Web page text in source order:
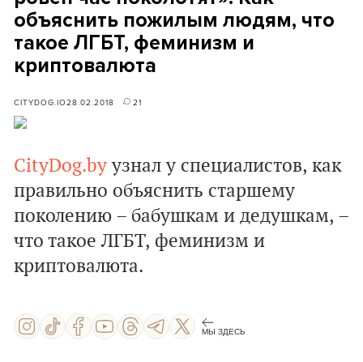
объяснить пожилым людям, что
такое ЛГБТ, феминизм и
криптовалюта
CITYDOG.IO28.02.2018 21
CityDog.byузнал у специалистов, как
правильно объяснить старшему
поколению – бабушкам и дедушкам, –
что такое ЛГБТ, феминизм и
криптовалюта.
МЫ ЗДЕСЬ